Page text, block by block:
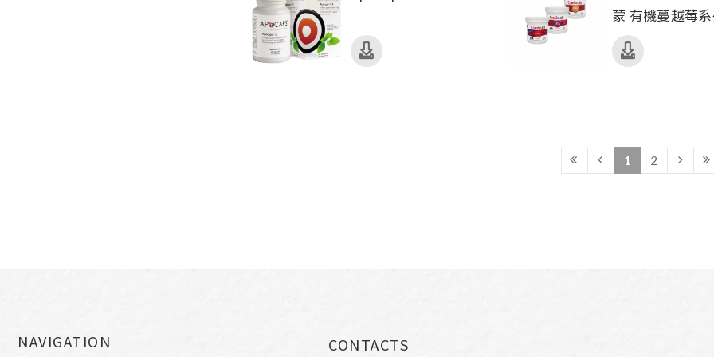
蒙 有機蔓越莓
1 2
CONTACTS
NAVIGATION